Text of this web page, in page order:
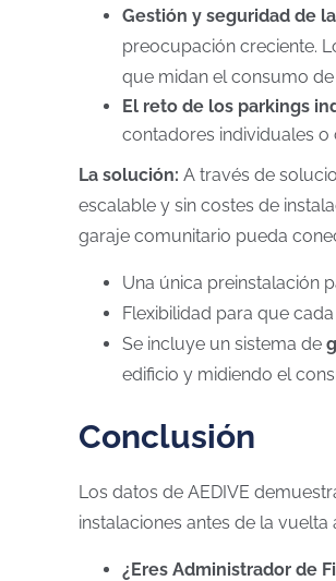
Gestión y seguridad de
preocupación creciente.
que midan el consumo
El reto de los parkings
contadores individuales o
La solución: A través de
escalable y sin costes de
garaje comunitario pueda
Una única preinstalación
Flexibilidad para que
Se incluye un sistema de
edificio y midiendo el
Conclusión
Los datos de AEDIVE
instalaciones antes de la vuelta
¿Eres Administrador de